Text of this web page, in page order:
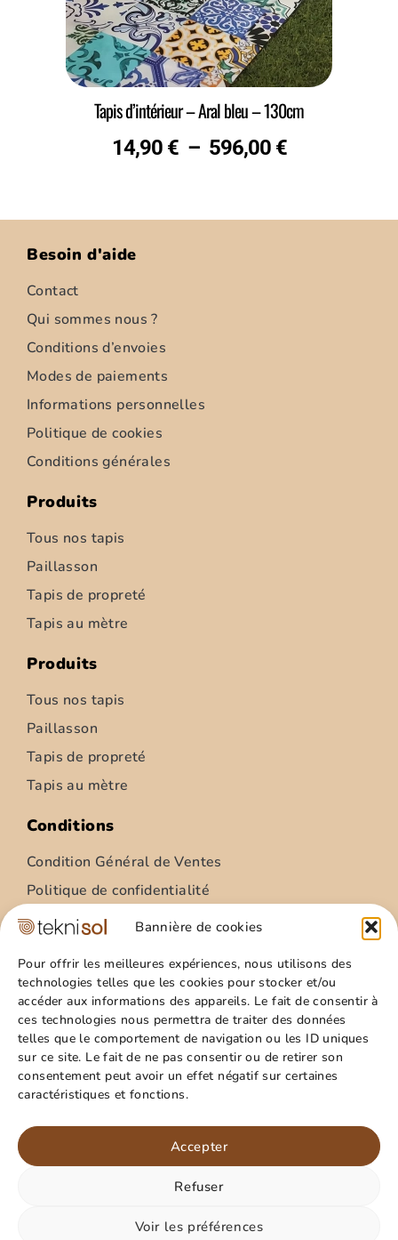
Bannière de cookies
Pour offrir les meilleures expériences, nous utilisons des
technologies telles que les cookies pour stocker et/ou
accéder aux informations des appareils. Le fait de consentir à
ces technologies nous permettra de traiter des données
telles que le comportement de navigation ou les ID uniques
sur ce site. Le fait de ne pas consentir ou de retirer son
consentement peut avoir un effet négatif sur certaines
caractéristiques et fonctions.
Accepter
Refuser
Voir les préférences
Tapis d’intérieur – Aral bleu – 130cm
14,90 € – 596,00 €
Besoin d'aide
Contact
Qui sommes nous ?
Conditions d’envoies
Modes de paiements
Informations personnelles
Politique de cookies
Conditions générales
Produits
Tous nos tapis
Paillasson
Tapis de propreté
Tapis au mètre
Produits
Tous nos tapis
Paillasson
Tapis de propreté
Tapis au mètre
Conditions
Condition Général de Ventes
Politique de confidentialité
Condition Général Utilisation
Site
Qui sommes nous ?
Guide pratique
Favoris
Rejoignez nous sur les